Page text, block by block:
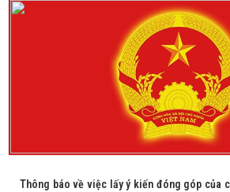
Thông báo về việc lấy ý kiến đóng góp của